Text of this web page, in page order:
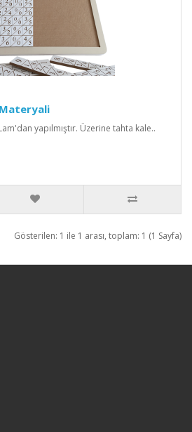
yapılmıştır. Üzerine tahta kale..
Gösterilen: 1 ile 1 arası, toplam: 1 (1 Sayfa)